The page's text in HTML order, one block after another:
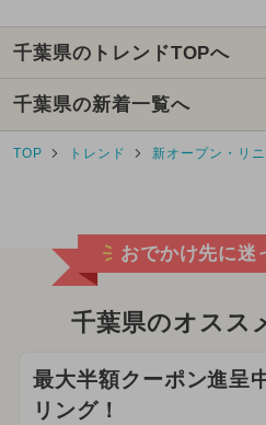
千葉県のトレンドTOPへ
千葉県の新着一覧へ
TOP トレンド 新オープン・リ
おでかけ先に迷
千葉県のオスス
最大半額クーポン進呈
リング！